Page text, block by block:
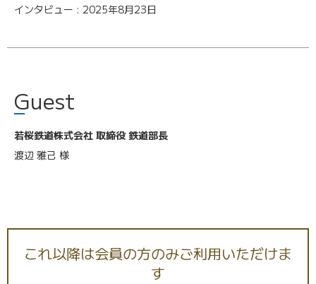
インタビュー : 2025年8月23日
Guest
若桜鉄道株式会社 取締役 鉄道部長
渡辺 雅己 様
これ以降は会員の方のみご利用いただけま
す